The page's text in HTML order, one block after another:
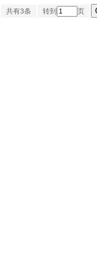
共有3条 转到 页